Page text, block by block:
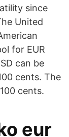
since
United
for EUR
can be
cents. The
cents.
eur